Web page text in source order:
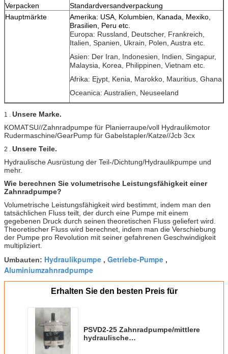
Verpacken
Standardversandverpackung
Hauptmärkte
Amerika: USA, Kolumbien, Kanada, Mexiko,
Brasilien, Peru etc.
Europa: Russland, Deutscher, Frankreich,
Italien, Spanien, Ukrain, Polen, Austra etc.
Asien: Der Iran, Indonesien, Indien, Singapur,
Malaysia, Korea, Philippinen, Vietnam etc.
Afrika: Ejypt, Kenia, Marokko, Mauritius, Ghana
Oceanica: Australien, Neuseeland
1 . Unsere Marke.
KOMATSU//Zahnradpumpe für Planierraupe/voll Hydraulikmotor
Rudermaschine/GearPump für Gabelstapler/Katze//Jcb 3cx
2 . Unsere Teile.
Hydraulische Ausrüstung der Teil-/Dichtung/Hydraulikpumpe und
mehr.
Wie berechnen Sie volumetrische Leistungsfähigkeit einer
Zahnradpumpe?
Volumetrische Leistungsfähigkeit wird bestimmt, indem man den
tatsächlichen Fluss teilt, der durch eine Pumpe mit einem
gegebenen Druck durch seinen theoretischen Fluss geliefert wird.
Theoretischer Fluss wird berechnet, indem man die Verschiebung
der Pumpe pro Revolution mit seiner gefahrenen Geschwindigkeit
multipliziert.
Umbauten: Hydraulikpumpe , Getriebe-Pumpe ,
Aluminiumzahnradpumpe
Erhalten Sie den besten Preis für
PSVD2-25 Zahnradpumpe/mittlere
hydraulische